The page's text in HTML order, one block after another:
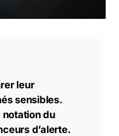
leur
sensibles.
notation du
d’alerte.